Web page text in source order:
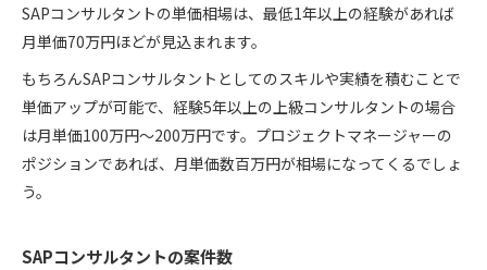
SAPコンサルタントの単価相場は、最低1年以上の経験があれば
月単価70万円ほどが見込まれます。
もちろんSAPコンサルタントとしてのスキルや実績を積むことで
単価アップが可能で、経験5年以上の上級コンサルタントの場合
は月単価100万円〜200万円です。プロジェクトマネージャーの
ポジションであれば、月単価数百万円が相場になってくるでしょ
う。
SAPコンサルタントの案件数